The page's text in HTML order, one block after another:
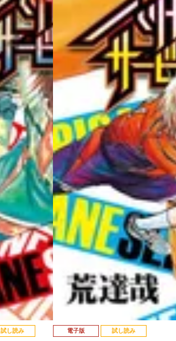
試し読み 電子版 試し読み